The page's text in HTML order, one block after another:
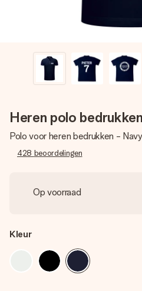
Heren polo bedrukken
Polo voor heren bedrukken -
428 beoordelingen
Op voorraad
Kleur